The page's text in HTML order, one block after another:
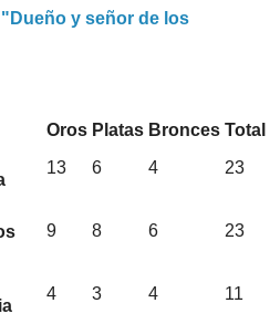
y señor de los
Oros Platas Bronces Total
13 6 4 23
9 8 6 23
4 3 4 11